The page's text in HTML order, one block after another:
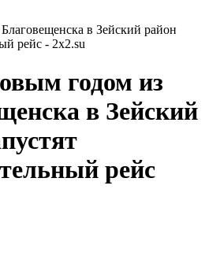
в Зейский район
рейс - 2x2.su
годом из
в Зейский
рейс